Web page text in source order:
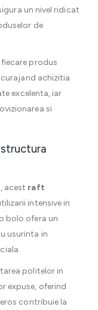
un nivel ridicat
de
produs
achizitia
excelenta, iar
si
acest raft
intensive in
bolo ofera un
usurinta in
politelor in
expuse, oferind
contribuie la